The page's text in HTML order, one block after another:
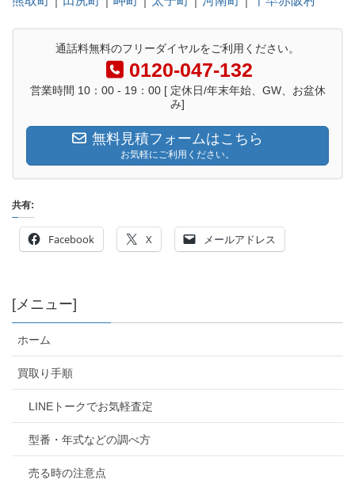
通話料無料のフリーダイヤルをご利用ください。
0120-047-132
営業時間 10：00 - 19：00 [ 定休日/年末年始、GW、お盆休
み]
無料見積フォームはこちら
お気軽にご利用ください。
共有:
Facebook X メールアドレス
[メニュー]
ホーム
買取り手順
LINEトークでお気軽査定
型番・年式などの調べ方
売る時の注意点